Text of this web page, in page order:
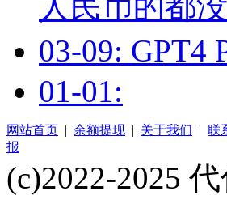
人民币的都
03-09: GPT4
01-01:
网站首页 | 余额提现 | 关于我们 | 联
报
(c)2022-2025